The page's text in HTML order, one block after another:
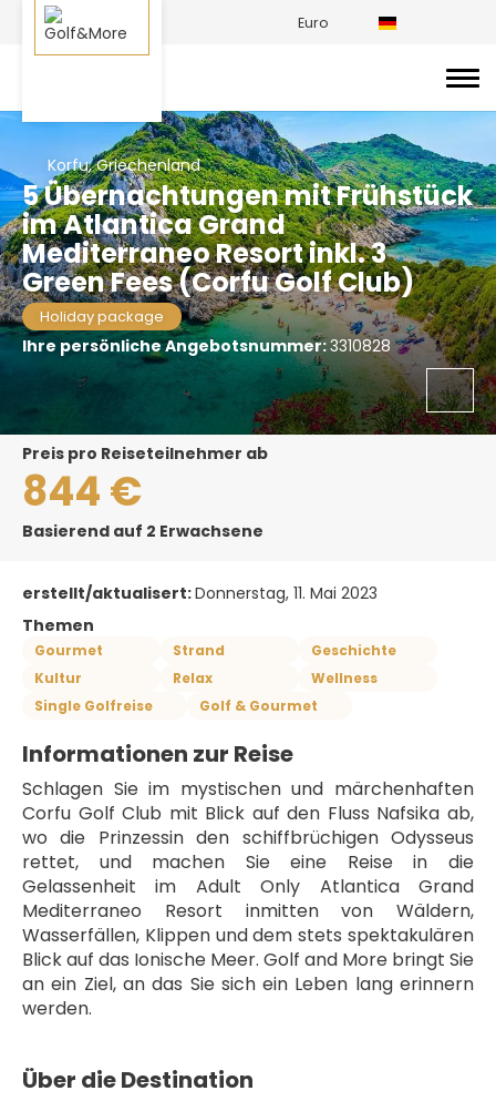
Euro
Korfu, Griechenland
5 Übernachtungen mit Frühstück
im Atlantica Grand
Mediterraneo Resort inkl. 3
Green Fees (Corfu Golf Club)
Holiday package
Ihre persönliche Angebotsnummer:3310828
Preis pro Reiseteilnehmer ab
844 €
Basierend auf 2 Erwachsene
erstellt/aktualisert:Donnerstag, 11. Mai 2023
Themen
Gourmet Strand
Geschichte
Kultur
Relax
Wellness
Single Golfreise
Golf & Gourmet
Informationen zur Reise
Schlagen Sie im mystischen und märchenhaften
Corfu Golf Club mit Blick auf den Fluss Nafsika ab,
wo die Prinzessin den schiffbrüchigen Odysseus
rettet, und machen Sie eine Reise in die
Gelassenheit im Adult Only Atlantica Grand
Mediterraneo Resort inmitten von Wäldern,
Wasserfällen, Klippen und dem stets spektakulären
Blick auf das Ionische Meer. Golf and More bringt Sie
an ein Ziel, an das Sie sich ein Leben lang erinnern
werden.
Über die Destination